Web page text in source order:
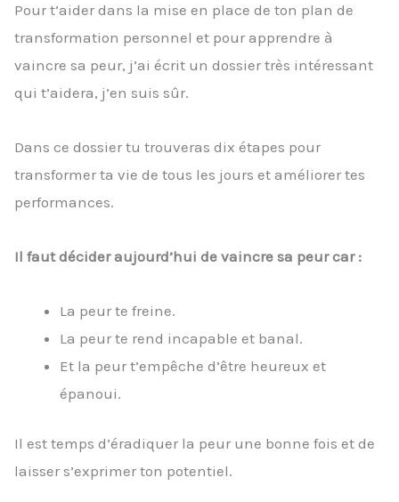
Pour t’aider dans la mise en place de ton plan de
transformation personnel et pour apprendre à
vaincre sa peur, j’ai écrit un dossier très intéressant
qui t’aidera, j’en suis sûr.
Dans ce dossier tu trouveras dix étapes pour
transformer ta vie de tous les jours et améliorer tes
performances.
Il faut décider aujourd’hui de vaincre sa peur car :
La peur te freine.
La peur te rend incapable et banal.
Et la peur t’empêche d’être heureux et
épanoui.
Il est temps d’éradiquer la peur une bonne fois et de
laisser s’exprimer ton potentiel.